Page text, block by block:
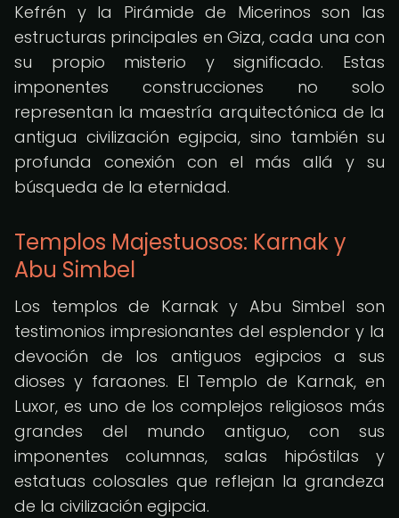
Kefrén y la Pirámide de Micerinos son las
estructuras principales en Giza, cada una con
su propio misterio y significado. Estas
imponentes construcciones no solo
representan la maestría arquitectónica de la
antigua civilización egipcia, sino también su
profunda conexión con el más allá y su
búsqueda de la eternidad.
Templos Majestuosos: Karnak y
Abu Simbel
Los templos de Karnak y Abu Simbel son
testimonios impresionantes del esplendor y la
devoción de los antiguos egipcios a sus
dioses y faraones. El Templo de Karnak, en
Luxor, es uno de los complejos religiosos más
grandes del mundo antiguo, con sus
imponentes columnas, salas hipóstilas y
estatuas colosales que reflejan la grandeza
de la civilización egipcia.